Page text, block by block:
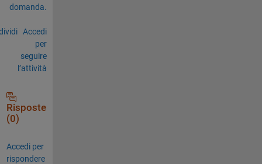
domanda.
Accedi
per
seguire
l’attività
Risposte
(0)
Accedi per
rispondere